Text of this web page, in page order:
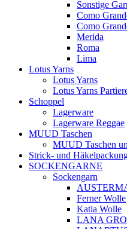
Sonstige
Como
Como
Merida
Roma
Lima
Lotus Yarns
Lotus Yarns
Lotus Yarns
Schoppel
Lagerware
Lagerware Reggae
MUUD Taschen
MUUD Taschen
Strick- und
SOCKENGARNE
Sockengarn
Ferner Wolle
Katia Wolle
LANA